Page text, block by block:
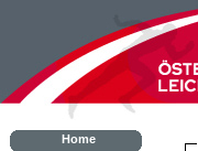
Home